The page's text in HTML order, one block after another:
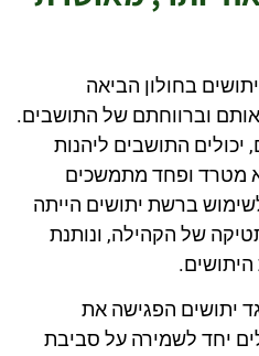
בחולון הביאה
וברווחתם של התושבים.
התושבים ליהנות
מטרד ופחד מתמשכים
ברשת יתושים הייתה
של הקהילה, ונותנת
יתושים הפגישה את
יחד לשמירה על סביבת